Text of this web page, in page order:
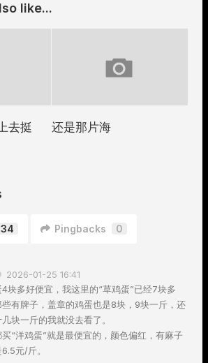
like...
去挺
还是那片海
34 Pingbacks 0
2026-01-25 16:41
块多好便宜，我这里的“草鸡蛋”已经7块多
些有牌子，盖章的鸡蛋也是8块，9块一斤，还
块一斤的我就没去看了。
“洋鸡蛋”就是最便宜的，颜色偏红，有麻子
元/斤。